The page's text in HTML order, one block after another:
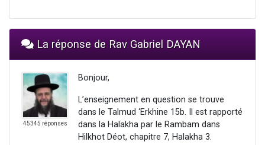
La réponse de Rav Gabriel DAYAN
45345 réponses
Bonjour,
L’enseignement en question se trouve
dans le Talmud ‘Erkhine 15b. Il est rapporté
dans la Halakha par le Rambam dans
Hilkhot Déot, chapitre 7, Halakha 3.